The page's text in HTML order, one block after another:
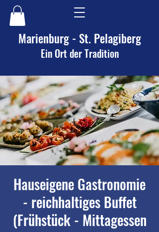
Marienburg - St. Pelagiberg
Ein Ort der Tradition
Hauseigene Gastronomie
- reichhaltiges Buffet
(Frühstück - Mittagessen